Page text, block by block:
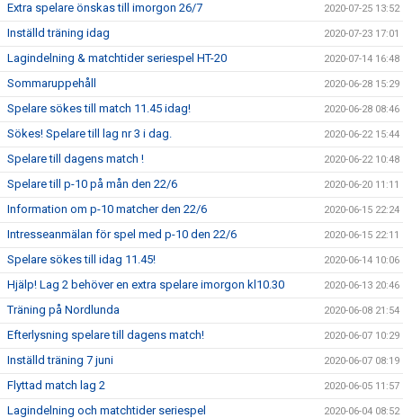
Extra spelare önskas till imorgon 26/7 2020-07-25 13:52
Inställd träning idag 2020-07-23 17:01
Lagindelning & matchtider seriespel HT-20 2020-07-14 16:48
Sommaruppehåll 2020-06-28 15:29
Spelare sökes till match 11.45 idag! 2020-06-28 08:46
Sökes! Spelare till lag nr 3 i dag. 2020-06-22 15:44
Spelare till dagens match ! 2020-06-22 10:48
Spelare till p-10 på mån den 22/6 2020-06-20 11:11
Information om p-10 matcher den 22/6 2020-06-15 22:24
Intresseanmälan för spel med p-10 den 22/6 2020-06-15 22:11
Spelare sökes till idag 11.45! 2020-06-14 10:06
Hjälp! Lag 2 behöver en extra spelare imorgon kl10.30 2020-06-13 20:46
Träning på Nordlunda 2020-06-08 21:54
Efterlysning spelare till dagens match! 2020-06-07 10:29
Inställd träning 7 juni 2020-06-07 08:19
Flyttad match lag 2 2020-06-05 11:57
Lagindelning och matchtider seriespel 2020-06-04 08:52